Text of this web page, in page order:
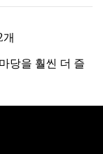
당을 훨씬 더 즐